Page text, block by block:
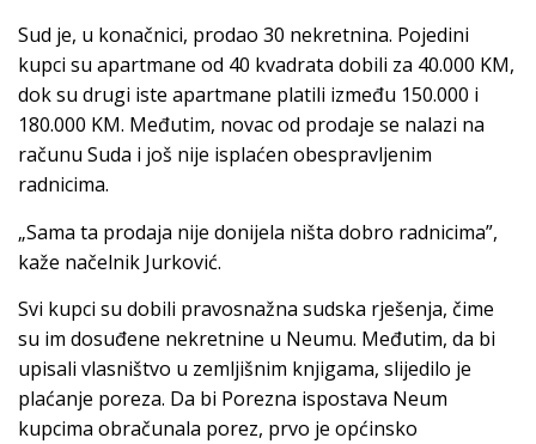
Sud je, u konačnici, prodao 30 nekretnina. Pojedini
kupci su apartmane od 40 kvadrata dobili za 40.000 KM,
dok su drugi iste apartmane platili između 150.000 i
180.000 KM. Međutim, novac od prodaje se nalazi na
računu Suda i još nije isplaćen obespravljenim
radnicima.
„Sama ta prodaja nije donijela ništa dobro radnicima”,
kaže načelnik Jurković.
Svi kupci su dobili pravosnažna sudska rješenja, čime
su im dosuđene nekretnine u Neumu. Međutim, da bi
upisali vlasništvo u zemljišnim knjigama, slijedilo je
plaćanje poreza. Da bi Porezna ispostava Neum
kupcima obračunala porez, prvo je općinsko